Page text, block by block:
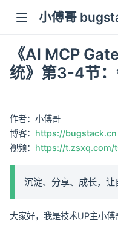
小傅哥
《AI MCP
统》第3-4节
作者：小傅哥
博客： https://bugstack.cn
视频： https://t.zsxq.com/
沉淀、分享、成长，
大家好，我是技术UP主小傅